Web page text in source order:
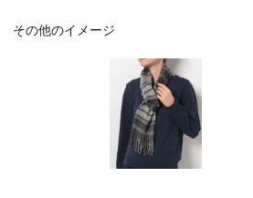
その他のイメージ